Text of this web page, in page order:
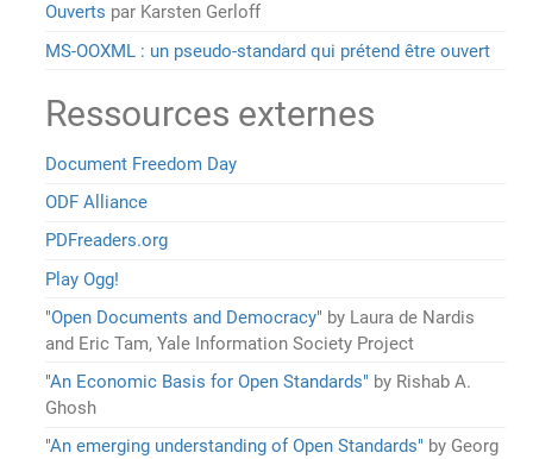
Ouverts par Karsten Gerloff
MS-OOXML : un pseudo-standard qui prétend être ouvert
Ressources externes
Document Freedom Day
ODF Alliance
PDFreaders.org
Play Ogg!
"Open Documents and Democracy" by Laura de Nardis
and Eric Tam, Yale Information Society Project
"An Economic Basis for Open Standards" by Rishab A.
Ghosh
"An emerging understanding of Open Standards" by Georg